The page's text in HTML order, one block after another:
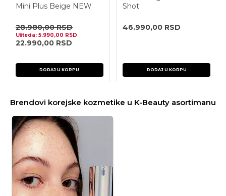
Mini Plus Beige NEW
Booster Cleanser
Head Beige
28.980,00RSD
Ušteda: 5.990,00 RSD
22.990,00 RSD
DODAJ U KORPU
Shot
46.990,00 RSD
DODAJ U KORPU
Brendovi korejske kozmetike u K-Beauty asortimanu